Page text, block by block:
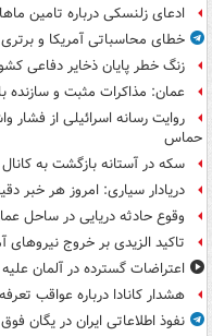
ادعای زلنسکی درباره تامین
خطای محاسباتی آمریکا و
زنگ خطر پایان ذخایر دفاعی
عمان: مذاکرات مثبت و سازنده با
روایت رسانه اسرائیلی از
حماس
سکه در آستانه بازگشت به کانال ۱۸۸ میلیون تومان
دریادار سیاری: امروز هر خبر
وقوع حادثه دریایی در ساحل
تاکید الزیدی بر خروج نیروهای
اعتراضات گسترده در آلمان
هشدار کانادا درباره عواقب تعرفه ۵۰ درصدی آمریکا
نفوذ اطلاعاتی ایران در یگان